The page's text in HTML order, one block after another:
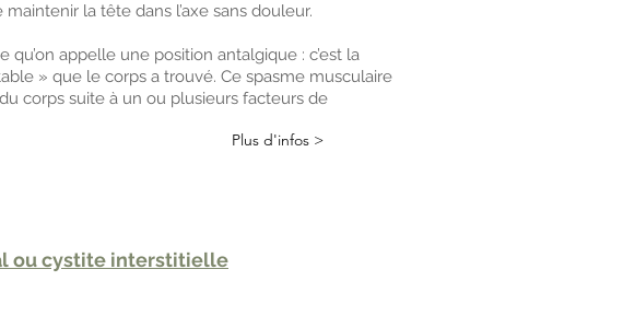
la tête dans l’axe sans douleur.
qu’on appelle une position antalgique : c’est la
» que le corps a trouvé. Ce spasme musculaire
corps suite à un ou plusieurs facteurs de
Plus d'infos >
ou cystite interstitielle